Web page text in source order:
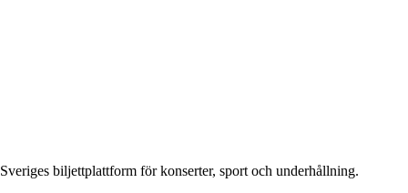
Sveriges biljettplattform för konserter, sport och underhållning.